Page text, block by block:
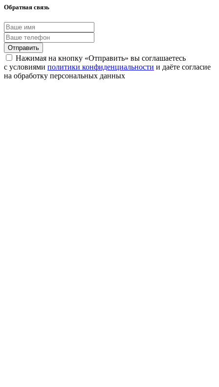
Обратная связь
Отправить
Нажимая на кнопку «Отправить» вы соглашаетесь
с условиями политики конфиденциальности и даёте согласие
на обработку персональных данных